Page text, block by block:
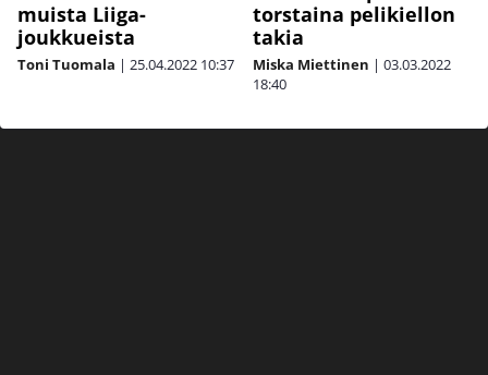
muista Liiga-
joukkueista
Toni Tuomala | 25.04.2022 10:37
torstaina pelikiellon
takia
Miska Miettinen | 03.03.2022
18:40